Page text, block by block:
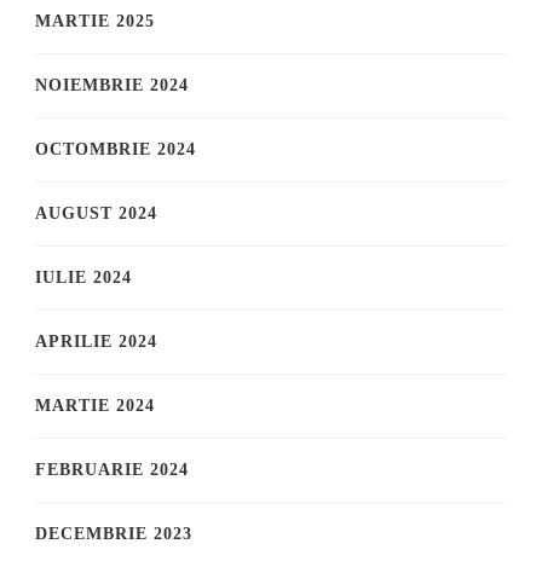
MARTIE 2025
NOIEMBRIE 2024
OCTOMBRIE 2024
AUGUST 2024
IULIE 2024
APRILIE 2024
MARTIE 2024
FEBRUARIE 2024
DECEMBRIE 2023